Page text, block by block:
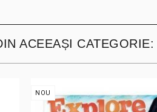
ACEEAȘI CATEGORIE:
NOU